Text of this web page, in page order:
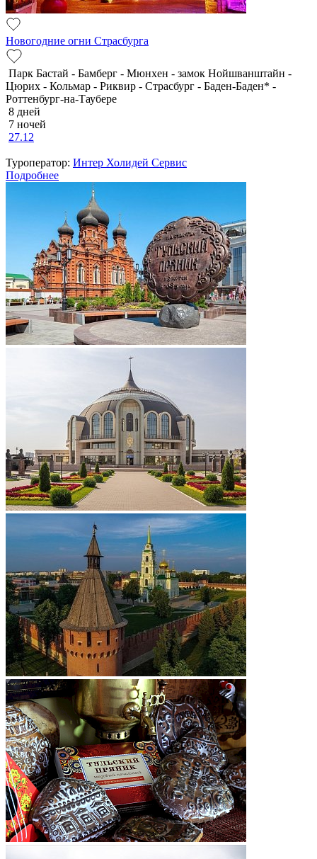
Новогодние огни Страсбурга
Парк Бастай - Бамберг - Мюнхен - замок Нойшванштайн -
Цюрих - Кольмар - Риквир - Страсбург - Баден-Баден* -
Роттенбург-на-Таубере
8 дней
7 ночей
27.12
Туроператор: Интер Холидей Сервис
Подробнее